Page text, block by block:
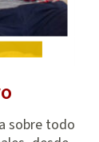
sobre todo